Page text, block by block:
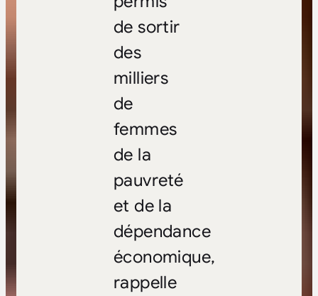
de sortir
des
milliers
de
femmes
de la
pauvreté
et de la
dépendance
économique,
rappelle